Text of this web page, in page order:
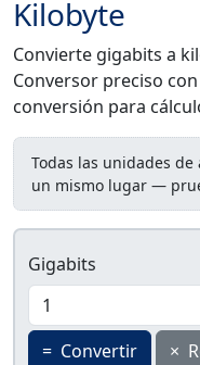
Kilobyte
Convierte gigabits a
Conversor preciso
conversión para
Todas las unidades
un mismo lugar —
Gigabits
= Convertir ×